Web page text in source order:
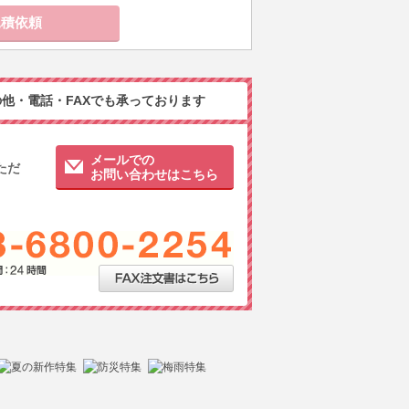
・電話・FAXでも承っております
だ
メールでの
お問い合わせはこちら